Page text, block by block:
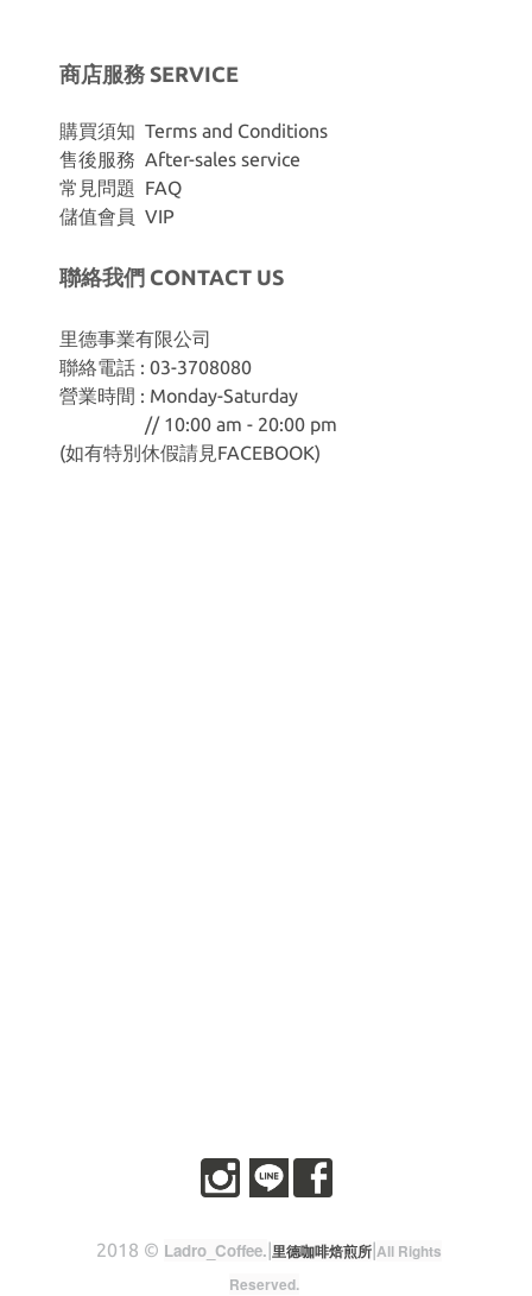
商店服務 SERVICE
購買須知 Terms and Conditions
售後服務 After-sales service
常見問題 FAQ
儲值會員 VIP
聯絡我們 CONTACT US
里德事業有限公司
聯絡電話 : 03-3708080
營業時間 : Monday-Saturday
// 10:00 am - 20:00 pm
(如有特別休假請見FACEBOOK)
2018 © Ladro_Coffee.|里德咖啡焙煎所|All Rights
Reserved.